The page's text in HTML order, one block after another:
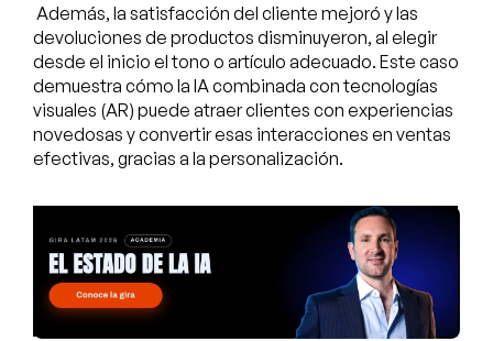
Además, la satisfacción del cliente mejoró y las
devoluciones de productos disminuyeron, al elegir
desde el inicio el tono o artículo adecuado. Este caso
demuestra cómo la IA combinada con tecnologías
visuales (AR) puede atraer clientes con experiencias
novedosas y convertir esas interacciones en ventas
efectivas, gracias a la personalización.